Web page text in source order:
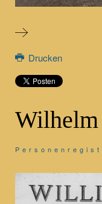
Drucken
Wilhelm